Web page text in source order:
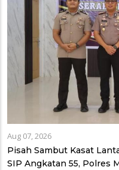
Aug 07, 2026
Pisah Sambut Kasat
SIP Angkatan 55, Polres